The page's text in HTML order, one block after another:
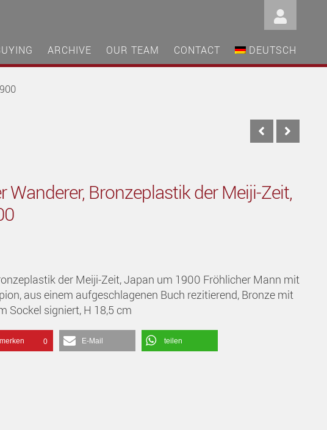
ARCHIVE OUR TEAM CONTACT DEUTSCH
Wanderer, Bronzeplastik der Meiji-Zeit,
der Meiji-Zeit, Japan um 1900 Fröhlicher Mann mit
aus einem aufgeschlagenen Buch rezitierend, Bronze mit
Sockel signiert, H 18,5 cm
merken 0 E-Mail teilen